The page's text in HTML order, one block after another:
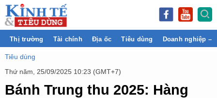
Thị trường Tài chính Địa ốc Tiêu dùng Doanh nghiệp –
Tiêu dùng
Thứ năm, 25/09/2025 10:23 (GMT+7)
Bánh Trung thu 2025: Hàng